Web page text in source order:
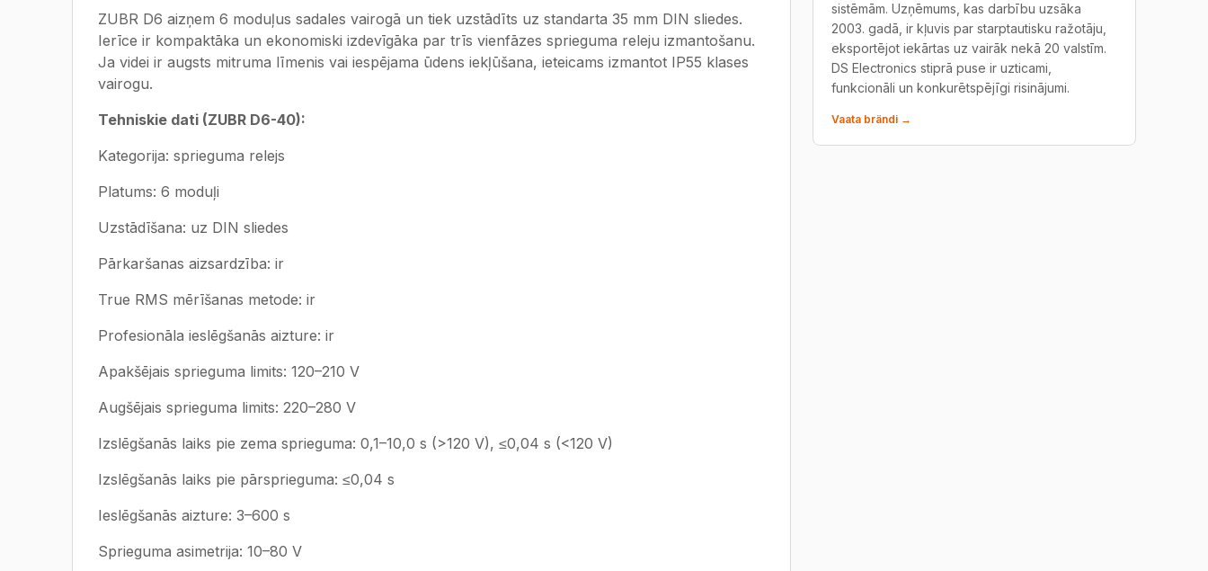
ZUBR D6 aizņem 6 moduļus sadales vairogā un tiek uzstādīts uz standarta 35 mm DIN sliedes.
Ierīce ir kompaktāka un ekonomiski izdevīgāka par trīs vienfāzes sprieguma releju izmantošanu.
Ja videi ir augsts mitruma līmenis vai iespējama ūdens iekļūšana, ieteicams izmantot IP55 klases
vairogu.
Tehniskie dati (ZUBR D6-40):
Kategorija: sprieguma relejs
Platums: 6 moduļi
Uzstādīšana: uz DIN sliedes
Pārkaršanas aizsardzība: ir
True RMS mērīšanas metode: ir
Profesionāla ieslēgšanās aizture: ir
Apakšējais sprieguma limits: 120–210 V
Augšējais sprieguma limits: 220–280 V
Izslēgšanās laiks pie zema sprieguma: 0,1–10,0 s (>120 V), ≤0,04 s (<120 V)
Izslēgšanās laiks pie pārsprieguma: ≤0,04 s
Ieslēgšanās aizture: 3–600 s
Sprieguma asimetrija: 10–80 V
sistēmām. Uzņēmums, kas darbību uzsāka
2003. gadā, ir kļuvis par starptautisku ražotāju,
eksportējot iekārtas uz vairāk nekā 20 valstīm.
DS Electronics stiprā puse ir uzticami,
funkcionāli un konkurētspējīgi risinājumi.
Vaata brändi →